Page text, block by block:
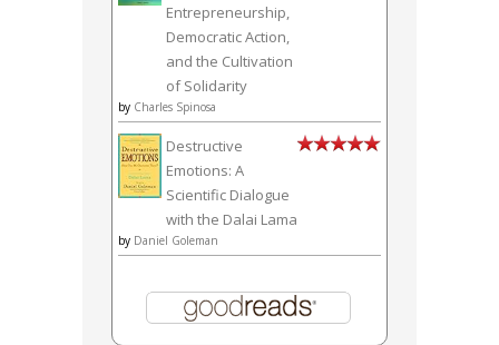
Entrepreneurship,
Democratic Action,
and the Cultivation
of Solidarity
by Charles Spinosa
Destructive
Emotions: A
Scientific Dialogue
with the Dalai Lama
by Daniel Goleman